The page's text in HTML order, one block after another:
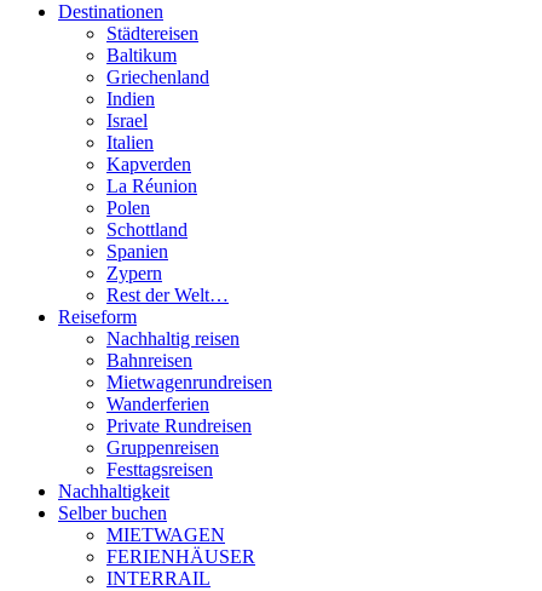
Destinationen
Städtereisen
Baltikum
Griechenland
Indien
Israel
Italien
Kapverden
La Réunion
Polen
Schottland
Spanien
Zypern
Rest der Welt…
Reiseform
Nachhaltig reisen
Bahnreisen
Mietwagenrundreisen
Wanderferien
Private Rundreisen
Gruppenreisen
Festtagsreisen
Nachhaltigkeit
Selber buchen
MIETWAGEN
FERIENHÄUSER
INTERRAIL